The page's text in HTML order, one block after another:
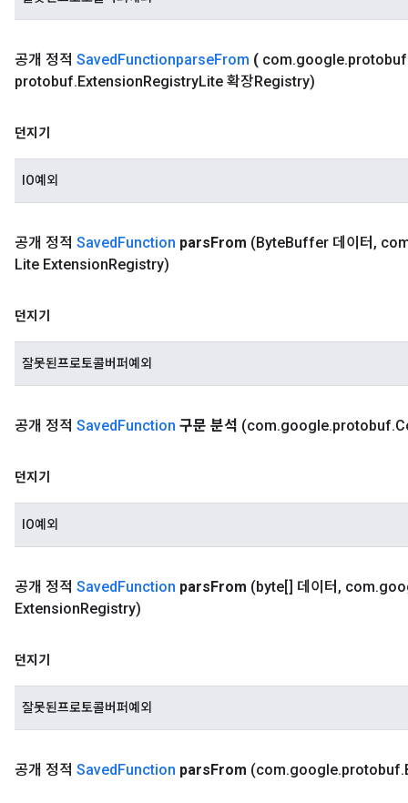
공개 정적 SavedFunctionparseFrom ( com.google.protobuf
protobuf.ExtensionRegistryLite 확장Registry)
던지기
IO예외
공개 정적 SavedFunction parsFrom (ByteBuffer 데이터 ,
Lite ExtensionRegistry)
던지기
잘못된프로토콜버퍼예외
공개 정적 SavedFunction 구문 분석 (com.google.protobuf.
던지기
IO예외
공개 정적 SavedFunction parsFrom (byte[] 데이터 , com.
ExtensionRegistry)
던지기
잘못된프로토콜버퍼예외
공개 정적 SavedFunction parsFrom (com.google.protobuf.